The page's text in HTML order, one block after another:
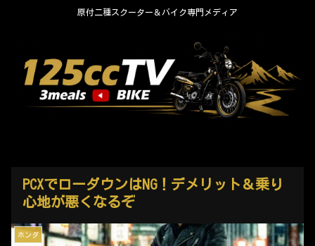
原付二種スクーター＆バイク専門メディア
PCXでローダウンはNG！デメリット＆乗り
心地が悪くなるぞ
ホンダ